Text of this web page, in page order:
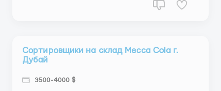
Сортировщики на склад Mecca Cola г.
Дубай
3500-4000 $